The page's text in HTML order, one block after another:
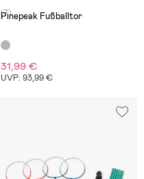
(7)
Pinepeak Fußballtor
31,99 €
UVP: 93,99 €